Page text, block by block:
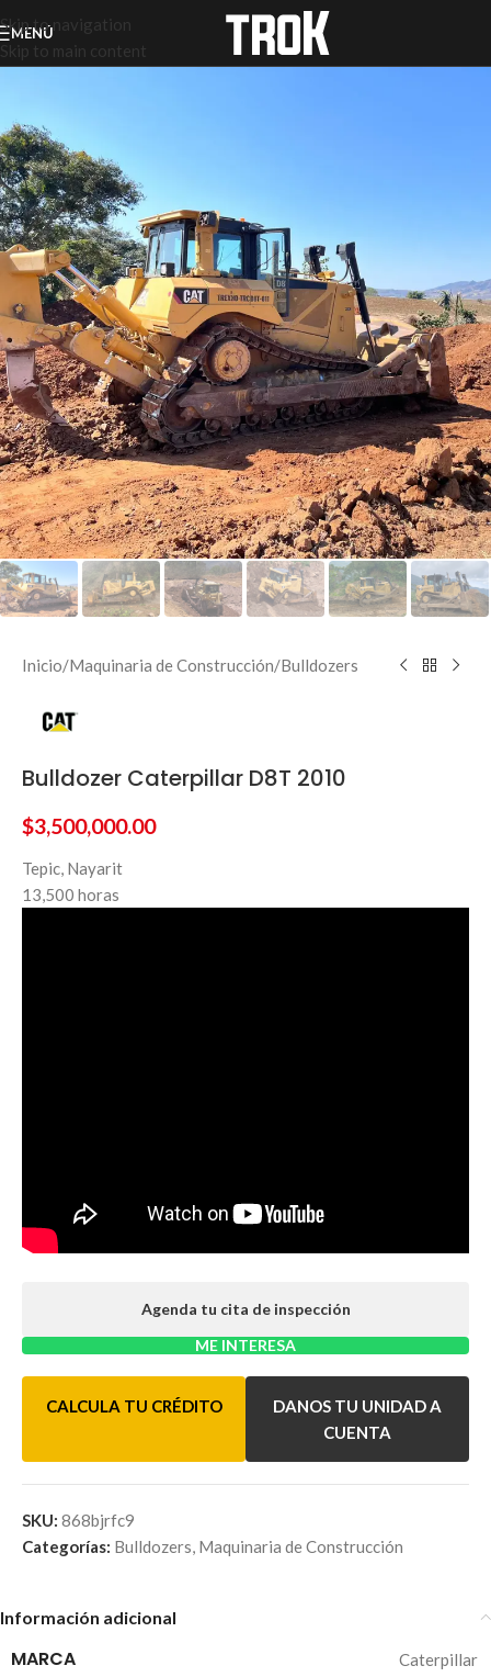
Skip to navigation
Skip to main content
MENÚ
Inicio/Maquinaria de Construcción/Bulldozers
Bulldozer Caterpillar D8T 2010
$3,500,000.00
Tepic, Nayarit
13,500 horas
Agenda tu cita de inspección
ME INTERESA
CALCULA TU CRÉDITO
DANOS TU UNIDAD A
CUENTA
SKU: 868bjrfc9
Categorías: Bulldozers, Maquinaria de Construcción
Información adicional
MARCA Caterpillar